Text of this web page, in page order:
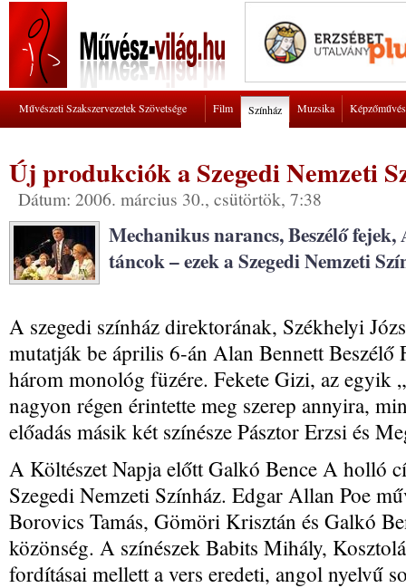
Művészeti Szakszervezetek Szövetsége Film Színház Muzsika
Új produkciók a Szegedi Nemzeti
Dátum: 2006. március 30., csütörtök, 7:38
Mechanikus narancs, Beszélő
táncok – ezek a Szegedi Nemzeti
A szegedi színház direktorának, Székhelyi
mutatják be április 6-án Alan Bennett Beszélő
három monológ füzére. Fekete Gizi, az egyik
nagyon régen érintette meg szerep annyira,
előadás másik két színésze Pásztor Erzsi és
A Költészet Napja előtt Galkó Bence A holló
Szegedi Nemzeti Színház. Edgar Allan Poe
Borovics Tamás, Gömöri Krisztán és Galkó
közönség. A színészek Babits Mihály,
fordításai mellett a vers eredeti, angol nyelvű